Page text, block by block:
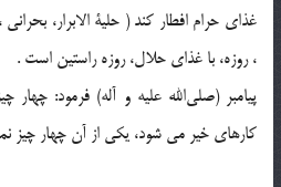
، روزه، با غذاى حلال، روزه راستین است .
پیامبر (صلی‌الله‌ علیه و آله) فرمود:
كارهاى خیر مى شود، یكى از آن چهار